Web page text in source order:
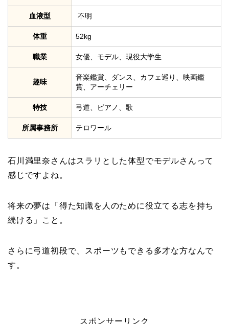
血液型 不明
体重 52kg
職業 女優、モデル、現役大学生
趣味
音楽鑑賞、ダンス、カフェ巡り、映画鑑
賞、アーチェリー
特技 弓道、ピアノ、歌
所属事務所 テロワール
石川満里奈さんはスラリとした体型でモデルさんって
感じですよね。
将来の夢は「得た知識を人のために役立てる志を持ち
続ける」こと。
さらに弓道初段で、スポーツもできる多才な方なんで
す。
スポンサーリンク